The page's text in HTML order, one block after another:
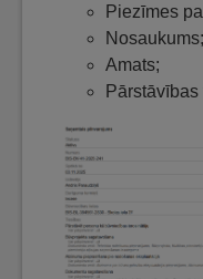
Piezīmes
Nosaukums;
Amats;